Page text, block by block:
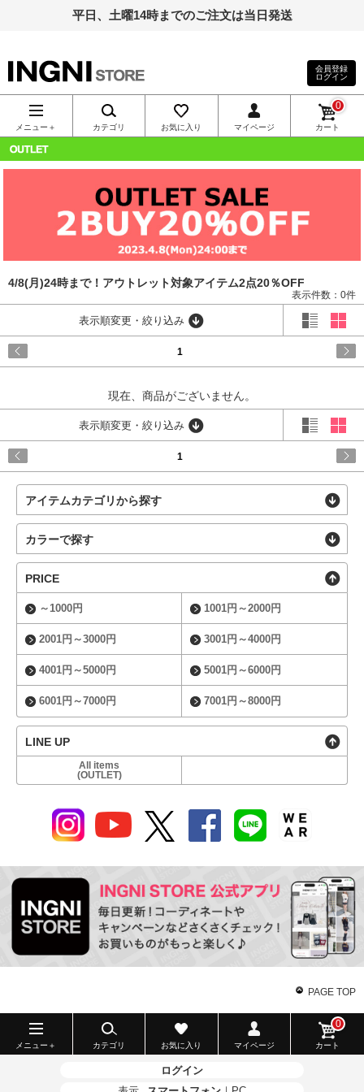
平日、土曜14時までのご注文は当日発送
INGNI（イン
グ）公式通
販｜INGNI
会員登録
ログイン
メニュー＋ カテゴリ お気に入り マイページ カート
0
OUTLET
4/8(月)24時まで！アウトレット対象アイテム2点20％OFF
表示件数：0件
表示順変更・絞り込み
1
現在、商品がございません。
表示順変更・絞り込み
1
アイテムカテゴリから探す
カラーで探す
PRICE
～1000円 1001円～2000円
2001円～3000円 3001円～4000円
4001円～5000円 5001円～6000円
6001円～7000円 7001円～8000円
LINE UP
All items
(OUTLET)
PAGE TOP
メニュー＋ カテゴリ お気に入り マイページ カート
0
ログイン